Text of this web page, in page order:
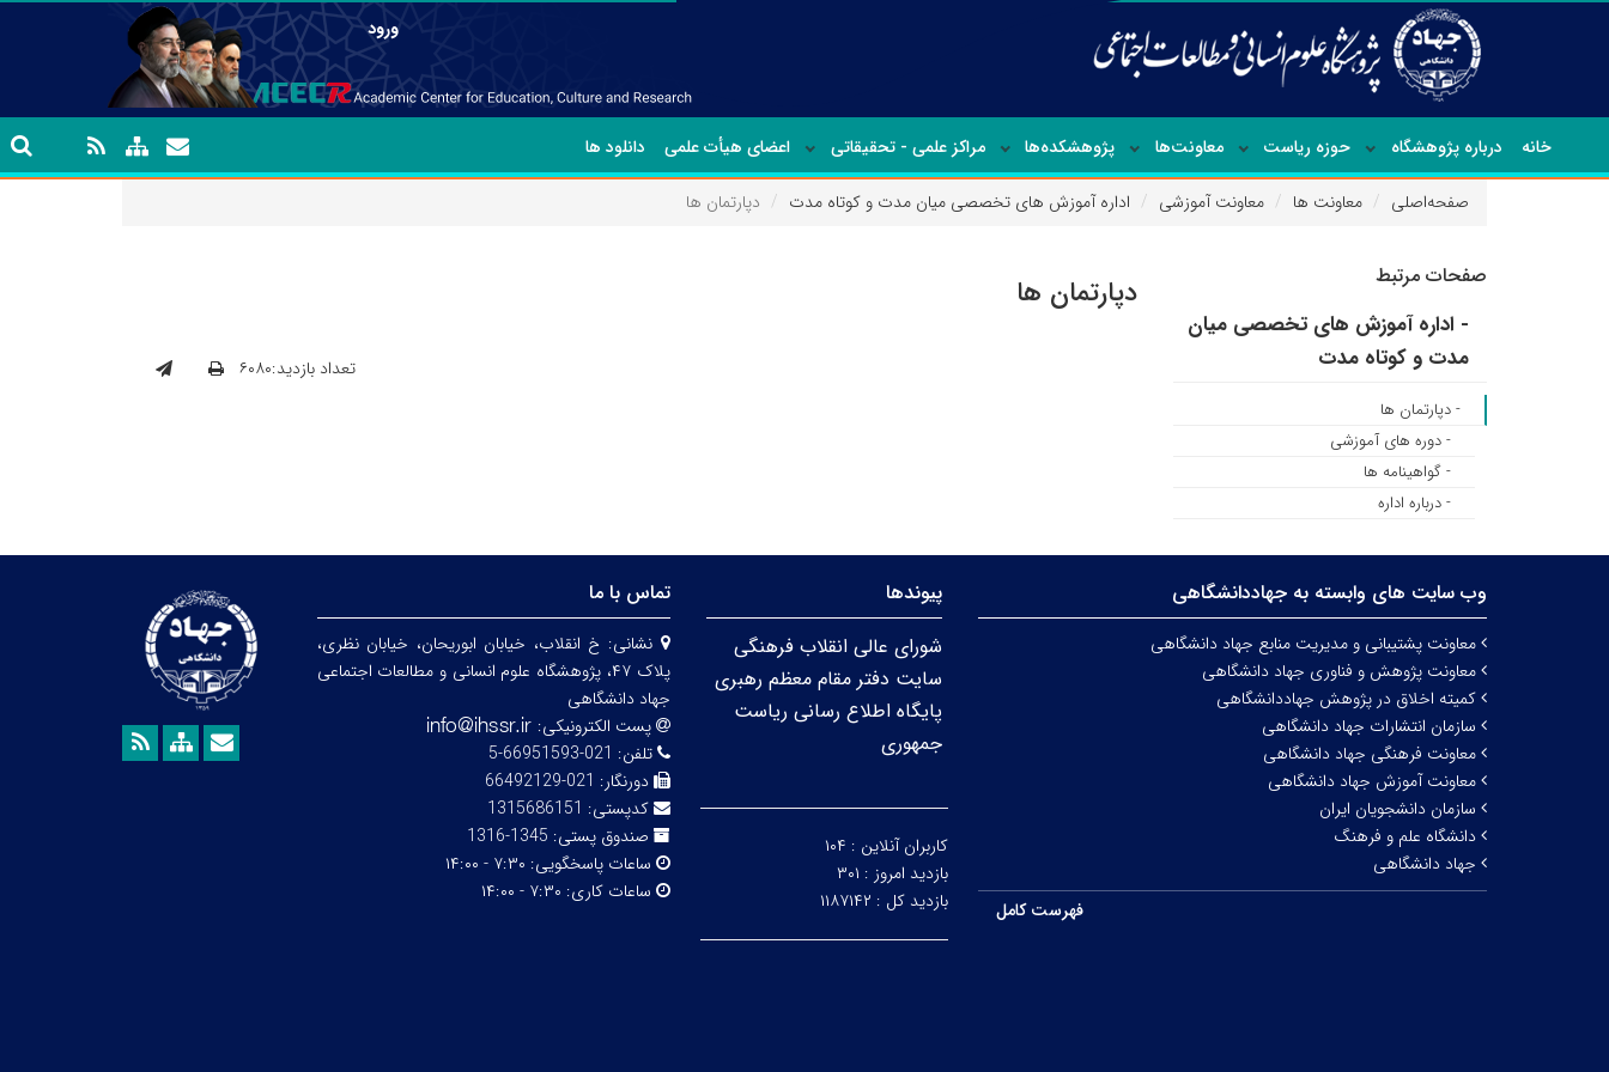
ورود
خانه درباره پژوهشگاه حوزه ریاست معاونت‌ها پژوهشکده‌ها مراکز علمی - تحقیقاتی اعضای هیأت علمی دانلود ها
صفحه‌اصلی معاونت ها معاونت آموزشی اداره آموزش های تخصصی میان مدت و کوتاه مدت دپارتمان ها
دپارتمان ها
تعداد بازدید:۶۰۸۰
صفحات مرتبط
- اداره آموزش های تخصصی میان
مدت و کوتاه مدت
- دپارتمان ها
- دوره های آموزشی
- گواهینامه ها
- درباره اداره
وب سایت های وابسته به جهاددانشگاهی
معاونت پشتیبانی و مدیریت منابع جهاد دانشگاهی
معاونت پژوهش و فناوری جهاد دانشگاهی
کمیته اخلاق در پژوهش جهاددانشگاهی
سازمان انتشارات جهاد دانشگاهی
معاونت فرهنگی جهاد دانشگاهی
معاونت آموزش جهاد دانشگاهی
سازمان دانشجویان ایران
دانشگاه علم و فرهنگ
جهاد دانشگاهی
فهرست کامل
پیوندها
شورای عالی انقلاب فرهنگی
سایت دفتر مقام معظم رهبری
پایگاه اطلاع رسانی ریاست
جمهوری
کاربران آنلاین : ۱۰۴
بازدید امروز : ۳۰۱
بازدید کل : ۱۱۸۷۱۴۲
تماس با ما
نشانی: خ انقلاب، خیابان ابوریحان، خیابان نظری،
پلاک ۴۷، پژوهشگاه علوم انسانی و مطالعات اجتماعی
جهاد دانشگاهی
پست الکترونیکی:
تلفن: 021-66951593-5
دورنگار: 021-66492129
کدپستی: 1315686151
صندوق پستی: 1345-1316
ساعات پاسخگویی: ۷:۳۰ - ۱۴:۰۰
ساعات کاری: ۷:۳۰ - ۱۴:۰۰